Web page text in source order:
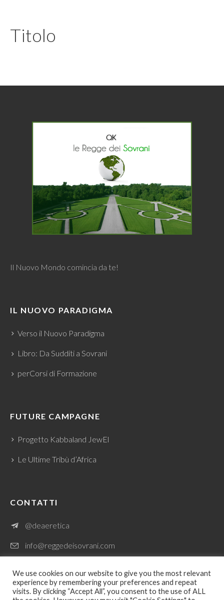
Titolo
Il Nuovo Mondo comincia da te!
IL NUOVO PARADIGMA
Verso il Nuovo Paradigma
Libro: Da Sudditi a Sovrani
perCorsi di Formazione
FUTURE CAMPAGNE
Progetto Kabbaland JewEl
Le Ultime Tribù d’Africa
CONTATTI
@deaeretica
info@reggedeisovrani.com
We use cookies on our website to give you the most relevant
experience by remembering your preferences and repeat
visits. By clicking “Accept All”, you consent to the use of ALL